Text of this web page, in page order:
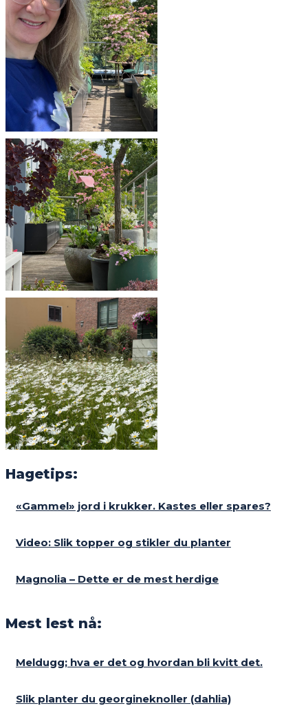
Hagetips:
«Gammel» jord i krukker. Kastes eller spares?
Video: Slik topper og stikler du planter
Magnolia – Dette er de mest herdige
Mest lest nå:
Meldugg; hva er det og hvordan bli kvitt det.
Slik planter du georgineknoller (dahlia)